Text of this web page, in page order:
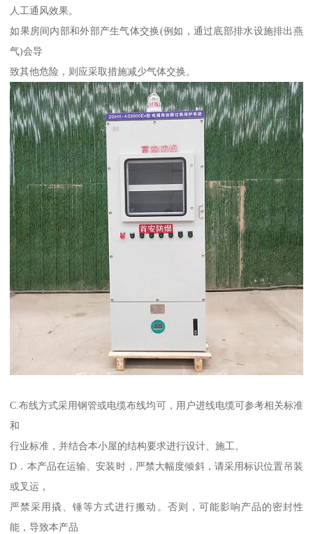
人工通风效果。
如果房间内部和外部产生气体交换(例如，通过底部排水设施排出燕
气)会导
致其他危险，则应采取措施减少气体交换。
C.布线方式采用钢管或电缆布线均可，用户进线电缆可参考相关标准
和
行业标准，并结合本小屋的结构要求进行设计、施工。
D．本产品在运输、安装时，严禁大幅度倾斜，请采用标识位置吊装
或叉运，
严禁采用撬、锤等方式进行搬动。否则，可能影响产品的密封性
能，导致本产品